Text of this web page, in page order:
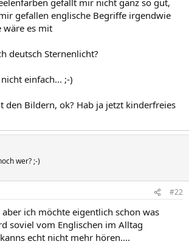
gefallen englische Begriffe irgendwie
wäre es mit
deutsch Sternenlicht?
einfach... ;-)
den Bildern, ok? Hab ja jetzt kinderfreies
wer? ;-)
#22
ich möchte eigentlich schon was
soviel vom Englischen im Alltag
echt nicht mehr hören....